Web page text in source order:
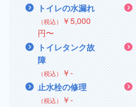
トイレの水漏れ
（税込） ￥5,000
円〜
トイレタンク故
障
（税込） ￥‐
止水栓の修理
（税込） ￥‐